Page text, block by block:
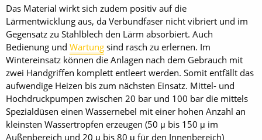
Das Material wirkt sich zudem positiv auf die
Lärmentwicklung aus, da Verbundfaser nicht vibriert und im
Gegensatz zu Stahlblech den Lärm absorbiert. Auch
Bedienung und Wartung sind rasch zu erlernen. Im
Wintereinsatz können die Anlagen nach dem Gebrauch mit
zwei Handgriffen komplett entleert werden. Somit entfällt das
aufwendige Heizen bis zum nächsten Einsatz. Mittel- und
Hochdruckpumpen zwischen 20 bar und 100 bar die mittels
Spezialdüsen einen ­Wassernebel mit einer hohen Anzahl an
kleinsten Wassertropfen erzeugen (50 μ bis 150 μ im
Außenbereich und 20 μ bis 80 μ für den Innenbereich)